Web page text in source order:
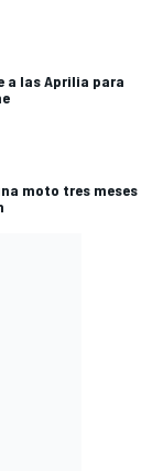
a las Aprilia para
moto tres meses